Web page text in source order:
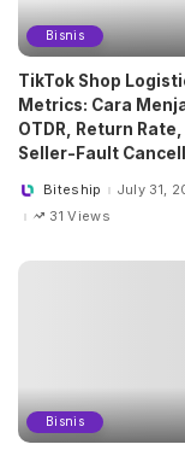
Bisnis
TikTok Shop
Metrics: Cara
OTDR, Return
Seller-Fault
PostedBiteship
July 31,
31 Views
Bisnis